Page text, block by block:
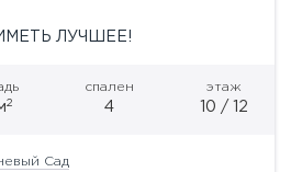
ЛУЧШЕЕ!
2
спален
4
этаж
10 / 12
Сад